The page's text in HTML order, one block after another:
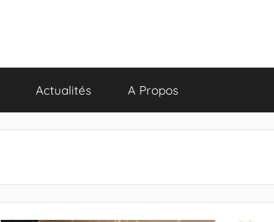
Actualités A Propos